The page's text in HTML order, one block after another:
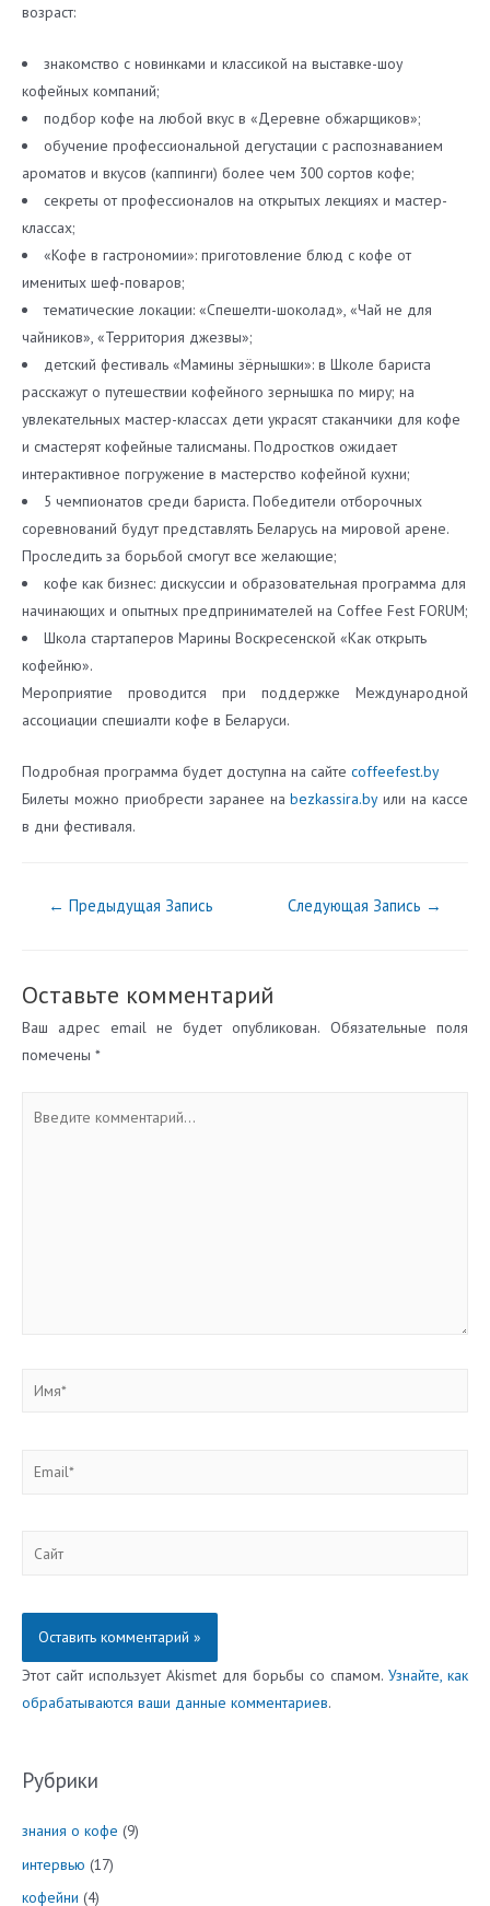
возраст:
знакомство с новинками и классикой на выставке-шоу
кофейных компаний;
подбор кофе на любой вкус в «Деревне обжарщиков»;
обучение профессиональной дегустации с распознаванием
ароматов и вкусов (каппинги) более чем 300 сортов кофе;
секреты от профессионалов на открытых лекциях и мастер-
классах;
«Кофе в гастрономии»: приготовление блюд с кофе от
именитых шеф-поваров;
тематические локации: «Спешелти-шоколад», «Чай не для
чайников», «Территория джезвы»;
детский фестиваль «Мамины зёрнышки»: в Школе бариста
расскажут о путешествии кофейного зернышка по миру; на
увлекательных мастер-классах дети украсят стаканчики для кофе
и смастерят кофейные талисманы. Подростков ожидает
интерактивное погружение в мастерство кофейной кухни;
5 чемпионатов среди бариста. Победители отборочных
соревнований будут представлять Беларусь на мировой арене.
Проследить за борьбой смогут все желающие;
кофе как бизнес: дискуссии и образовательная программа для
начинающих и опытных предпринимателей на Coffee Fest FORUM;
Школа стартаперов Марины Воскресенской «Как открыть
кофейню».
Мероприятие проводится при поддержке Международной
ассоциации спешиалти кофе в Беларуси.
Подробная программа будет доступна на сайте coffeefest.by
Билеты можно приобрести заранее наbezkassira.byили на кассе
в дни фестиваля.
Навигация
← Предыдущая Запись Следующая Запись →
Оставьте комментарий
Ваш адрес email не будет опубликован. Обязательные поля
помечены *
комментарий...
Email*
Этот сайт использует Akismet для борьбы со спамом. Узнайте, как
обрабатываются ваши данные комментариев.
Рубрики
знания о кофе (9)
интервью (17)
кофейни (4)